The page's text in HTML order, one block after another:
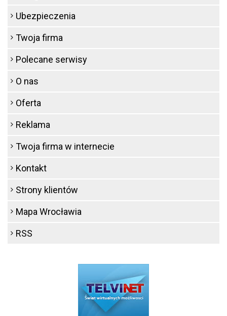
Ubezpieczenia
Twoja firma
Polecane serwisy
O nas
Oferta
Reklama
Twoja firma w internecie
Kontakt
Strony klientów
Mapa Wrocławia
RSS